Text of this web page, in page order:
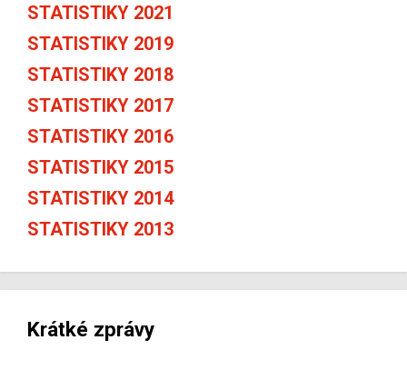
STATISTIKY 2021
STATISTIKY 2019
STATISTIKY 2018
STATISTIKY 2017
STATISTIKY 2016
STATISTIKY 2015
STATISTIKY 2014
STATISTIKY 2013
Krátké zprávy